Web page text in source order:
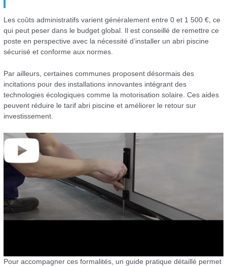
Les coûts administratifs varient généralement entre 0 et 1 500 €, ce
qui peut peser dans le budget global. Il est conseillé de remettre ce
poste en perspective avec la nécessité d’installer un abri piscine
sécurisé et conforme aux normes.
Par ailleurs, certaines communes proposent désormais des
incitations pour des installations innovantes intégrant des
technologies écologiques comme la motorisation solaire. Ces aides
peuvent réduire le tarif abri piscine et améliorer le retour sur
investissement.
Pour accompagner ces formalités, un guide pratique détaillé permet